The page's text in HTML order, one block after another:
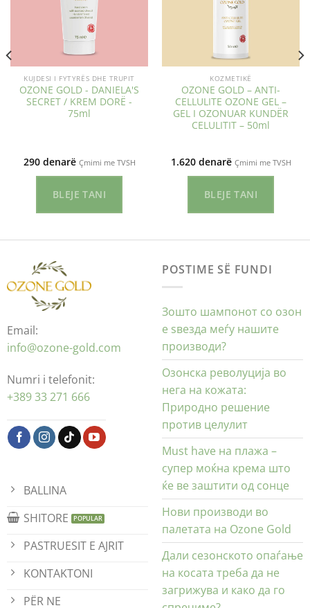
KUJDESI I FYTYRËS DHE TRUPIT
OZONE GOLD - DANIELA'S
SECRET / KREM DORË -
75ml
290 denarë Çmimi me TVSH
BLEJE TANI
KOZMETIKË
OZONE GOLD – ANTI-
CELLULITE OZONE GEL –
GEL I OZONUAR KUNDËR
CELULITIT – 50ml
1.620 denarë Çmimi me TVSH
BLEJE TANI
Email:
info@ozone-gold.com
Numri i telefonit:
+389 33 271 666
BALLINA
SHITORE
PASTRUESIT E AJRIT
KONTAKTONI
PËR NE
POSTIME SË FUNDI
Зошто шампонот со озон
е ѕвезда меѓу нашите
производи?
Озонска револуција во
нега на кожата:
Природно решение
против целулит
Must have на плажа –
супер моќна крема што
ќе ве заштити од сонце
Нови производи во
палетата на Ozone Gold
Дали сезонското опаѓање
на косата треба да не
загрижува и како да го